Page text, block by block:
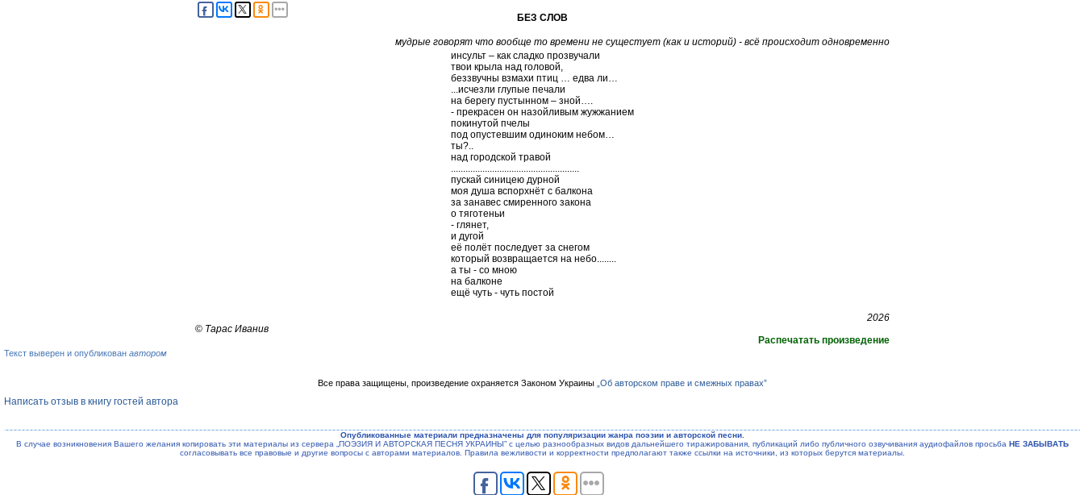
БЕЗ СЛОВ
мудрые говорят что вообще то времени не сущестует (как и историй) - всё происходит одновременно
инсульт – как сладко прозвучали
твои крыла над головой,
беззвучны взмахи птиц … едва ли…
...исчезли глупые печали
на берегу пустынном – зной….
- прекрасен он назойливым жужжанием
покинутой пчелы
под опустевшим одиноким небом…
ты?..
над городской травой
.....................................................
пускай синицею дурной
моя душа вспорхнёт с балкона
за занавес смиренного закона
о тяготеньи
- глянет,
и дугой
её полёт последует за снегом
который возвращается на небо........
а ты - со мною
на балконе
ещё чуть - чуть постой
2026
© Тарас Иванив
Распечатать произведение
Текст выверен и опубликован автором
Все права защищены, произведение охраняется Законом Украины „Об авторском праве и смежных правах”
Написать отзыв в книгу гостей автора
Опубликованные материали предназначены для популяризации жанра поэзии и авторской песни.
В случае возникновения Вашего желания копировать эти материалы из сервера „ПОЭЗИЯ И АВТОРСКАЯ ПЕСНЯ УКРАИНЫ” с целью разнообразных видов дальнейшего тиражирования, публикаций либо публичного озвучивания аудиофайлов просьба НЕ ЗАБЫВАТЬ
согласовывать все правовые и другие вопросы с авторами материалов. Правила вежливости и корректности предполагают также ссылки на источники, из которых берутся материалы.